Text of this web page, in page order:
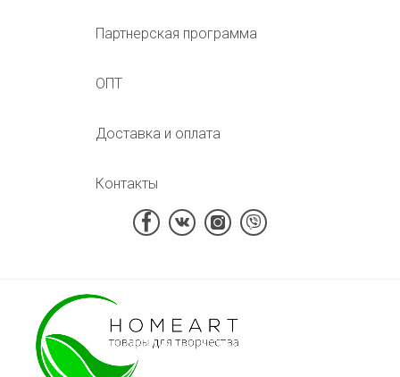
Партнерская программа
ОПТ
Доставка и оплата
Контакты